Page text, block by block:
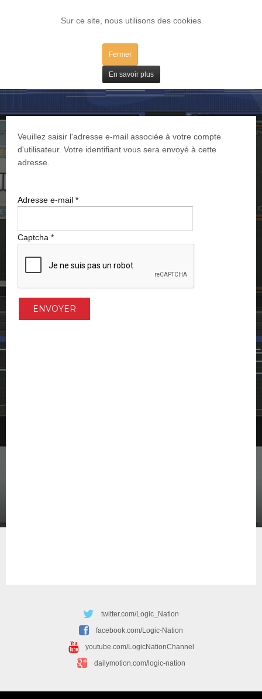
Sur ce site, nous utilisons des cookies
Fermer
En savoir plus
LOG IN
User remind
Veuillez saisir l'adresse e-mail associée à votre compte
d'utilisateur. Votre identifiant vous sera envoyé à cette
adresse.
Adresse e-mail *
Captcha *
ENVOYER
twitter.com/Logic_Nation
facebook.com/Logic-Nation
youtube.com/LogicNationChannel
dailymotion.com/logic-nation